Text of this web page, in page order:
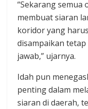
“Sekarang semua
membuat siaran
koridor yang
disampaikan
jawab,” ujarnya.
Idah pun
penting dalam
siaran di daerah,